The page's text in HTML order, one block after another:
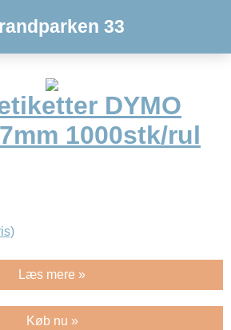
33
DYMO
1000stk/rul
Læs mere »
Køb nu »